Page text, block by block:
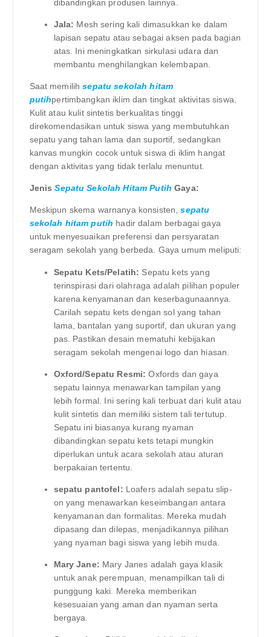
dibandingkan produsen lainnya.
Jala: Mesh sering kali dimasukkan ke dalam
lapisan sepatu atau sebagai aksen pada bagian
atas. Ini meningkatkan sirkulasi udara dan
membantu menghilangkan kelembapan.
Saat memilihsepatu sekolah hitam
putihpertimbangkan iklim dan tingkat aktivitas siswa.
Kulit atau kulit sintetis berkualitas tinggi
direkomendasikan untuk siswa yang membutuhkan
sepatu yang tahan lama dan suportif, sedangkan
kanvas mungkin cocok untuk siswa di iklim hangat
dengan aktivitas yang tidak terlalu menuntut.
JenisSepatu Sekolah Hitam Putih Gaya:
Meskipun skema warnanya konsisten,sepatu
sekolah hitam putih hadir dalam berbagai gaya
untuk menyesuaikan preferensi dan persyaratan
seragam sekolah yang berbeda. Gaya umum meliputi:
Sepatu Kets/Pelatih: Sepatu kets yang
terinspirasi dari olahraga adalah pilihan populer
karena kenyamanan dan keserbagunaannya.
Carilah sepatu kets dengan sol yang tahan
lama, bantalan yang suportif, dan ukuran yang
pas. Pastikan desain mematuhi kebijakan
seragam sekolah mengenai logo dan hiasan.
Oxford/Sepatu Resmi: Oxfords dan gaya
sepatu lainnya menawarkan tampilan yang
lebih formal. Ini sering kali terbuat dari kulit atau
kulit sintetis dan memiliki sistem tali tertutup.
Sepatu ini biasanya kurang nyaman
dibandingkan sepatu kets tetapi mungkin
diperlukan untuk acara sekolah atau aturan
berpakaian tertentu.
sepatu pantofel: Loafers adalah sepatu slip-
on yang menawarkan keseimbangan antara
kenyamanan dan formalitas. Mereka mudah
dipasang dan dilepas, menjadikannya pilihan
yang nyaman bagi siswa yang lebih muda.
Mary Jane: Mary Janes adalah gaya klasik
untuk anak perempuan, menampilkan tali di
punggung kaki. Mereka memberikan
kesesuaian yang aman dan nyaman serta
bergaya.